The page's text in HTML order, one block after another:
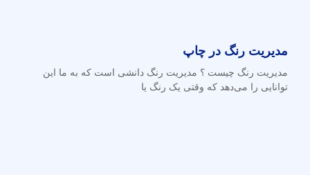
مدیریت رنگ در چاپ
مدیریت رنگ چیست ؟ مدیریت رنگ دانشی است که به ما این
توانایی را می‌دهد که وقتی یک رنگ یا